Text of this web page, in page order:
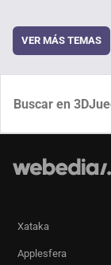
VER MÁS TEMAS
Xataka
Applesfera